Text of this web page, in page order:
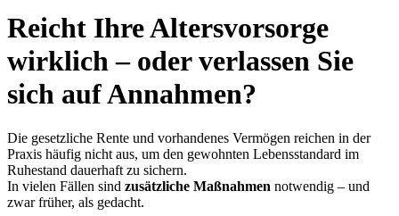
Reicht Ihre Altersvorsorge
wirklich – oder verlassen Sie
sich auf Annahmen?
Die gesetzliche Rente und vorhandenes Vermögen reichen in der
Praxis häufig nicht aus, um den gewohnten Lebensstandard im
Ruhestand dauerhaft zu sichern.
In vielen Fällen sind zusätzliche Maßnahmen notwendig – und
zwar früher, als gedacht.